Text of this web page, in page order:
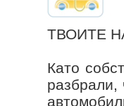
ТВОИТЕ
Като
разбрали,